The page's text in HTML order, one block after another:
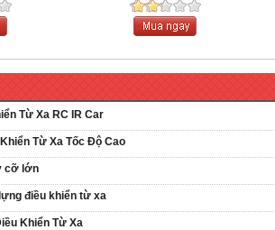
Từ Xa RC IR Car
Từ Xa Tốc Độ Cao
cỡ lớn
điều khiển từ xa
Khiển Từ Xa